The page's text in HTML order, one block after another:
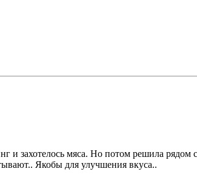
и захотелось мяса. Но потом решила
Якобы для улучшения вкуса..